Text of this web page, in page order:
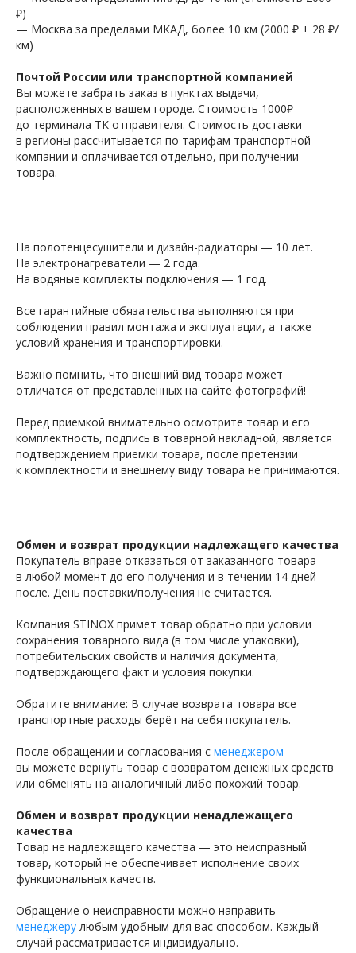
₽)
— Москва за пределами МКАД, более 10 км (2000 ₽ + 28 ₽/
км)
Почтой России или транспортной компанией
Вы можете забрать заказ в пунктах выдачи,
расположенных в вашем городе. Стоимость 1000₽
до терминала ТК отправителя. Стоимость доставки
в регионы рассчитывается по тарифам транспортной
компании и оплачивается отдельно, при получении
товара.
На полотенцесушители и дизайн-радиаторы — 10 лет.
На электронагреватели — 2 года.
На водяные комплекты подключения — 1 год.
Все гарантийные обязательства выполняются при
соблюдении правил монтажа и эксплуатации, а также
условий хранения и транспортировки.
Важно помнить, что внешний вид товара может
отличатся от представленных на сайте фотографий!
Перед приемкой внимательно осмотрите товар и его
комплектность, подпись в товарной накладной, является
подтверждением приемки товара, после претензии
к комплектности и внешнему виду товара не принимаются.
Обмен и возврат продукции надлежащего качества
Покупатель вправе отказаться от заказанного товара
в любой момент до его получения и в течении 14 дней
после. День поставки/получения не считается.
Компания STINOX примет товар обратно при условии
сохранения товарного вида (в том числе упаковки),
потребительских свойств и наличия документа,
подтверждающего факт и условия покупки.
Обратите внимание: В случае возврата товара все
транспортные расходы берёт на себя покупатель.
После обращении и согласования с менеджером
вы можете вернуть товар с возвратом денежных средств
или обменять на аналогичный либо похожий товар.
Обмен и возврат продукции ненадлежащего
качества
Товар не надлежащего качества — это неисправный
товар, который не обеспечивает исполнение своих
функциональных качеств.
Обращение о неисправности можно направить
менеджеру любым удобным для вас способом. Каждый
случай рассматривается индивидуально.